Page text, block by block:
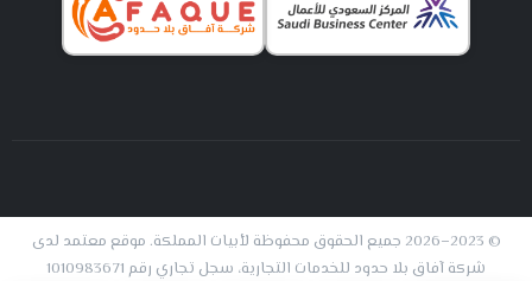
© 2023–2026 جميع الحقوق محفوظة لأبيات المملكة. موقع معتمد لدى
شركة آفاق بلا حدود للخدمات التجارية، سجل تجاري رقم 1010983671